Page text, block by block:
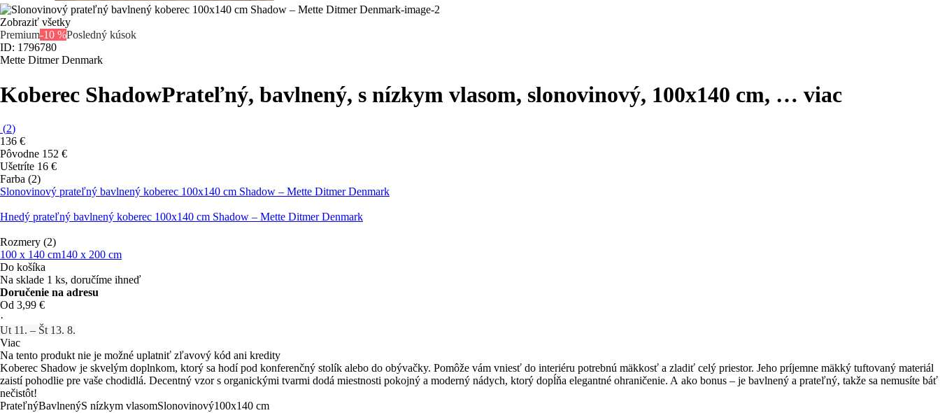
Zobraziť všetky
Premium-10 %Posledný kúsok
ID: 1796780
Mette Ditmer Denmark
Koberec ShadowPrateľný, bavlnený, s nízkym vlasom, slonovinový, 100x140 cm, … viac
(2)
136 €
Pôvodne 152 €
Ušetríte 16 €
Farba (2)
Slonovinový prateľný bavlnený koberec 100x140 cm Shadow – Mette Ditmer Denmark
Hnedý prateľný bavlnený koberec 100x140 cm Shadow – Mette Ditmer Denmark
Rozmery (2)
100 x 140 cm140 x 200 cm
Do košíka
Na sklade 1 ks, doručíme ihneď
Doručenie na adresu
Od 3,99 €
·
Ut 11. – Št 13. 8.
Viac
Na tento produkt nie je možné uplatniť zľavový kód ani kredity
Koberec Shadow je skvelým doplnkom, ktorý sa hodí pod konferenčný stolík alebo do obývačky. Pomôže vám vniesť do interiéru potrebnú mäkkosť a zladiť celý priestor. Jeho príjemne mäkký tuftovaný materiál
zaistí pohodlie pre vaše chodidlá. Decentný vzor s organickými tvarmi dodá miestnosti pokojný a moderný nádych, ktorý dopĺňa elegantné ohraničenie. A ako bonus – je bavlnený a prateľný, takže sa nemusíte báť
nečistôt!
PrateľnýBavlnenýS nízkym vlasomSlonovinový100x140 cm